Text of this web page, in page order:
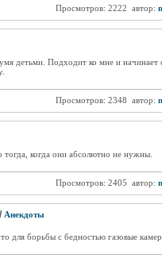
Просмотров: 2222 автор:
детьми. Подходит ко мне и
Просмотров: 2348 автор:
когда они абсолютно не нужны.
Просмотров: 2405 автор:
Анекдоты
для борьбы с бедностью газовые